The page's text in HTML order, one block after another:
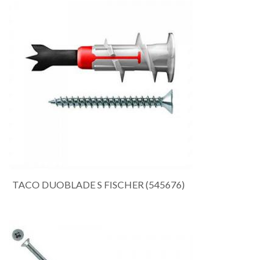
TACO DUOBLADE S FISCHER (545676)